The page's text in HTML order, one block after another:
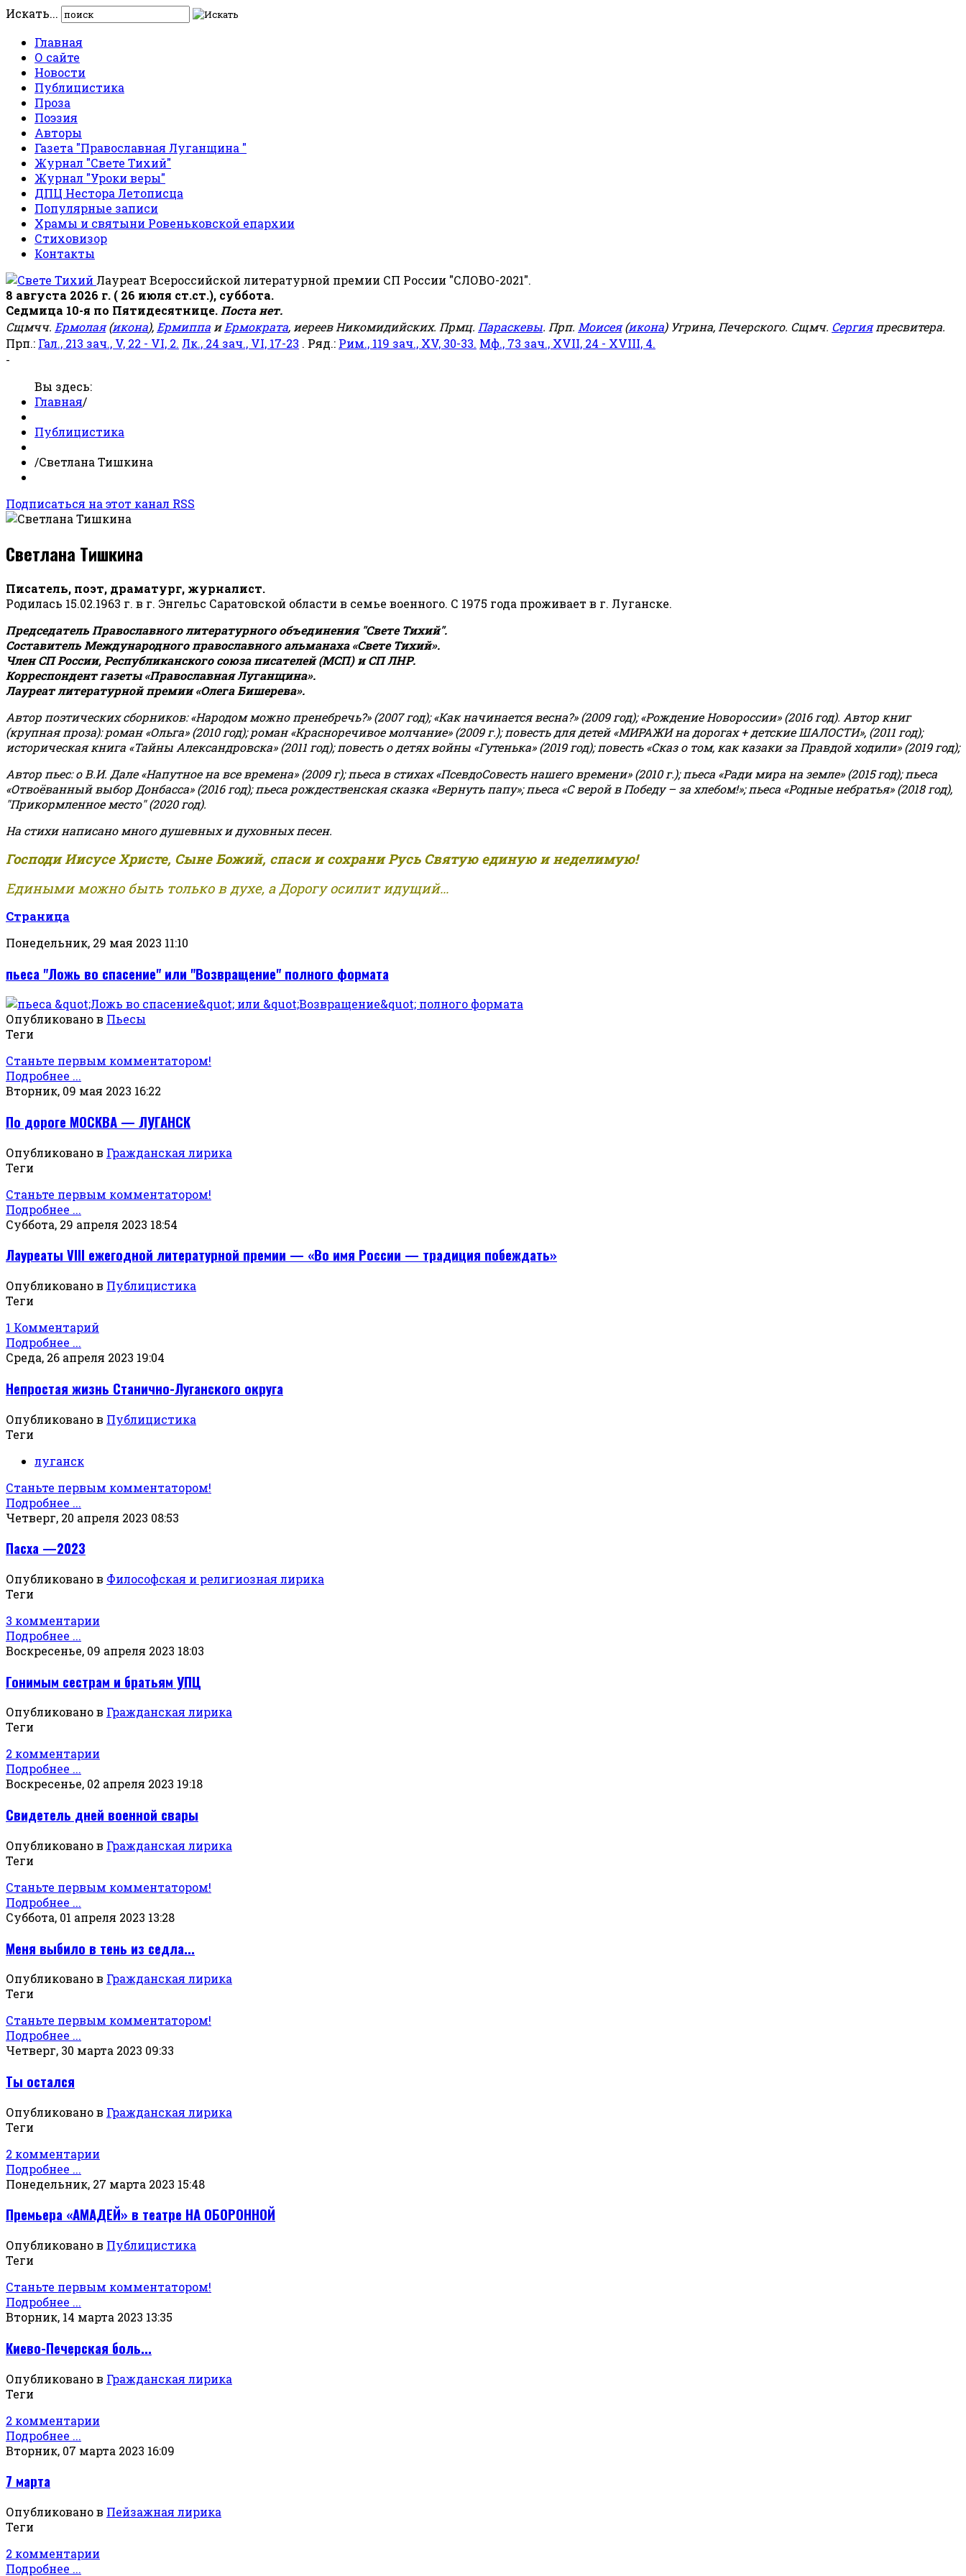
Искать...
Главная
О сайте
Новости
Публицистика
Проза
Поэзия
Авторы
Газета "Православная Луганщина "
Журнал "Свете Тихий"
Журнал "Уроки веры"
ДПЦ Нестора Летописца
Популярные записи
Храмы и святыни Ровеньковской епархии
Стиховизор
Контакты
Лауреат Всероссийской литературной премии СП России "СЛОВО-2021".
8 августа 2026 г. ( 26 июля ст.ст.), суббота.
Седмица 10-я по Пятидесятнице. Поста нет.
Сщмчч. Ермолая(икона), Ермиппа иЕрмократа, иереев Никомидийских. Прмц. Параскевы. Прп. Моисея(икона) Угрина, Печерского. Сщмч. Сергияпресвитера.
Прп.: Гал., 213 зач., V, 22 - VI, 2. Лк., 24 зач., VI, 17-23 . Ряд.: Рим., 119 зач., XV, 30-33. Мф., 73 зач., XVII, 24 - XVIII, 4.
-
Вы здесь:
Главная/
Публицистика
/Светлана Тишкина
Подписаться на этот канал RSS
Светлана Тишкина
Писатель, поэт, драматург, журналист.
Родилась 15.02.1963 г. в г. Энгельс Саратовской области в семье военного. С 1975 года проживает в г. Луганске.
Председатель Православного литературного объединения "Свете Тихий".
Составитель Международного православного альманаха «Свете Тихий».
Член СП России, Республиканского союза писателей (МСП) и СП ЛНР.
Корреспондент газеты «Православная Луганщина».
Лауреат литературной премии «Олега Бишерева».
Автор поэтических сборников: «Народом можно пренебречь?» (2007 год); «Как начинается весна?» (2009 год); «Рождение Новороссии» (2016 год). Автор книг
(крупная проза): роман «Ольга» (2010 год); роман «Красноречивое молчание» (2009 г.); повесть для детей «МИРАЖИ на дорогах + детские ШАЛОСТИ», (2011 год);
историческая книга «Тайны Александровска» (2011 год); повесть о детях войны «Гутенька» (2019 год); повесть «Сказ о том, как казаки за Правдой ходили» (2019 год);
Автор пьес: о В.И. Дале «Напутное на все времена» (2009 г); пьеса в стихах «ПсевдоСовесть нашего времени» (2010 г.); пьеса «Ради мира на земле» (2015 год); пьеса
«Отвоёванный выбор Донбасса» (2016 год); пьеса рождественская сказка «Вернуть папу»; пьеса «С верой в Победу – за хлебом!»;пьеса «Родные небратья» (2018 год),
"Прикормленное место" (2020 год).
На стихи написано много душевных и духовных песен.
Господи Иисусе Христе, Сыне Божий, спаси и сохрани Русь Святую единую и неделимую!
Едиными можно быть только в духе, а Дорогу осилит идущий...
Страница
Понедельник, 29 мая 2023 11:10
пьеса "Ложь во спасение" или "Возвращение" полного формата
Опубликовано в Пьесы
Теги
Станьте первым комментатором!
Подробнее ...
Вторник, 09 мая 2023 16:22
По дороге МОСКВА — ЛУГАНСК
Опубликовано в Гражданская лирика
Теги
Станьте первым комментатором!
Подробнее ...
Суббота, 29 апреля 2023 18:54
Лауреаты VIII ежегодной литературной премии — «Во имя России — традиция побеждать»
Опубликовано в Публицистика
Теги
1 Комментарий
Подробнее ...
Среда, 26 апреля 2023 19:04
Непростая жизнь Станично-Луганского округа
Опубликовано в Публицистика
Теги
луганск
Станьте первым комментатором!
Подробнее ...
Четверг, 20 апреля 2023 08:53
Пасха —2023
Опубликовано в Философская и религиозная лирика
Теги
3 комментарии
Подробнее ...
Воскресенье, 09 апреля 2023 18:03
Гонимым сестрам и братьям УПЦ
Опубликовано в Гражданская лирика
Теги
2 комментарии
Подробнее ...
Воскресенье, 02 апреля 2023 19:18
Свидетель дней военной свары
Опубликовано в Гражданская лирика
Теги
Станьте первым комментатором!
Подробнее ...
Суббота, 01 апреля 2023 13:28
Меня выбило в тень из седла...
Опубликовано в Гражданская лирика
Теги
Станьте первым комментатором!
Подробнее ...
Четверг, 30 марта 2023 09:33
Ты остался
Опубликовано в Гражданская лирика
Теги
2 комментарии
Подробнее ...
Понедельник, 27 марта 2023 15:48
Премьера «АМАДЕЙ» в театре НА ОБОРОННОЙ
Опубликовано в Публицистика
Теги
Станьте первым комментатором!
Подробнее ...
Вторник, 14 марта 2023 13:35
Киево-Печерская боль...
Опубликовано в Гражданская лирика
Теги
2 комментарии
Подробнее ...
Вторник, 07 марта 2023 16:09
7 марта
Опубликовано в Пейзажная лирика
Теги
2 комментарии
Подробнее ...